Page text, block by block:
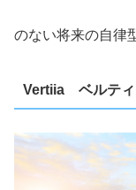
のない将来の自律
Vertiia ベルティ